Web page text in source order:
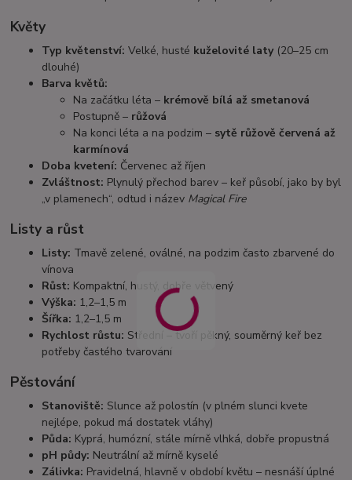
Květy
Typ květenství: Velké, husté kuželovité laty(20–25 cm
dlouhé)
Barva květů:
Na začátku léta – krémově bílá až smetanová
Postupně – růžová
Na konci léta a na podzim – sytě růžově červená až
karmínová
Doba kvetení: Červenec až říjen
Zvláštnost: Plynulý přechod barev – keř působí, jako by byl
„v plamenech“, odtud i název Magical Fire
Listy a růst
Listy: Tmavě zelené, oválné, na podzim často zbarvené do
vínova
Růst: Kompaktní, hustý, dobře větvený
Výška: 1,2–1,5 m
Šířka: 1,2–1,5 m
Rychlost růstu: Střední – tvoří pěkný, souměrný keř bez
potřeby častého tvarování
Pěstování
Stanoviště: Slunce až polostín (v plném slunci kvete
nejlépe, pokud má dostatek vláhy)
Půda: Kyprá, humózní, stále mírně vlhká, dobře propustná
pH půdy: Neutrální až mírně kyselé
Zálivka: Pravidelná, hlavně v období květu – nesnáší úplné